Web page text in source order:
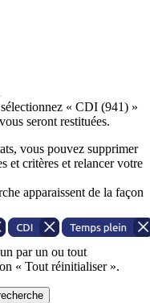
« CDI (941) »
seront restituées.
vous pouvez supprimer
et critères et relancer votre
apparaissent de la façon
par un ou tout
« Tout réinitialiser ».